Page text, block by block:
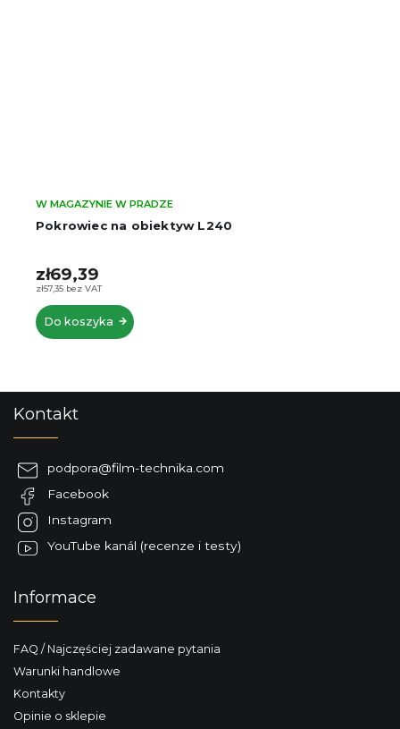
Pokrowiec na obiektyw L240
W MAGAZYNIE W PRADZE
zł57,35 bez VAT
zł69,39
Do koszyka
Kontakt
podpora@film-technika.com
Facebook
Instagram
YouTube kanál (recenze i testy)
Informace
FAQ / Najczęściej zadawane pytania
Warunki handlowe
Kontakty
Opinie o sklepie